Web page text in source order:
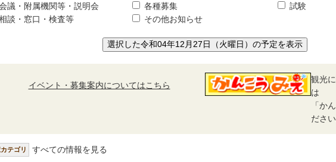
議・附属機関等・説明会
各種募集
試験
談・窓口・検査等
その他お知らせ
選択した令和04年12月27日（火曜日）の予定を表示
イベント・募集案内についてはこちら
観光
は
「か
ださい
テゴリ すべての情報を見る